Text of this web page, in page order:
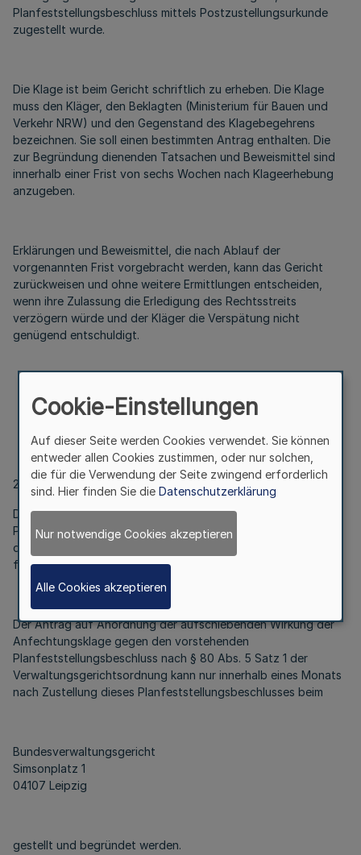
Planfeststellungsbeschluss mittels Postzustellungsurkunde
zugestellt wurde.
Die Klage ist beim Gericht schriftlich zu erheben. Die Klage
muss den Kläger, den Beklagten (Ministerium für Bauen und
Verkehr NRW) und den Gegenstand des Klagebegehrens
bezeichnen. Sie soll einen bestimmten Antrag enthalten. Die
zur Begründung dienenden Tatsachen und Beweismittel sind
innerhalb einer Frist von sechs Wochen nach Klageerhebung
anzugeben.
Erklärungen und Beweismittel, die nach Ablauf der
vorgenannten Frist vorgebracht werden, kann das Gericht
zurückweisen und ohne weitere Ermittlungen entscheiden,
wenn ihre Zulassung die Erledigung des Rechtsstreits
verzögern würde und der Kläger die Verspätung nicht
genügend entschuldigt.
2
Die Anfechtungsklage gegen den vorstehenden
Planfeststellungsbeschluss für diese Bundesfernstraße, für
die nach dem Fernstraßenausbaugesetz vordringlicher Bedarf
festgestellt ist, hat keine aufschiebende Wirkung.
Der Antrag auf Anordnung der aufschiebenden Wirkung der
Anfechtungsklage gegen den vorstehenden
Planfeststellungsbeschluss nach § 80 Abs. 5 Satz 1 der
Verwaltungsgerichtsordnung kann nur innerhalb eines Monats
nach Zustellung dieses Planfeststellungsbeschlusses beim
Bundesverwaltungsgericht
Simsonplatz 1
04107 Leipzig
gestellt und begründet werden.
Cookie-Einstellungen
Auf dieser Seite werden Cookies verwendet. Sie können
entweder allen Cookies zustimmen, oder nur solchen,
die für die Verwendung der Seite zwingend erforderlich
sind. Hier finden Sie die Datenschutzerklärung
Nur notwendige Cookies akzeptieren
Alle Cookies akzeptieren